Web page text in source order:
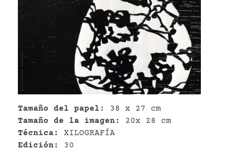
Tamaño del papel:
38 x 27 cm
Tamaño de la imagen:
20x 28 cm
Técnica:
XILOGRAFÍA
Edición:
30